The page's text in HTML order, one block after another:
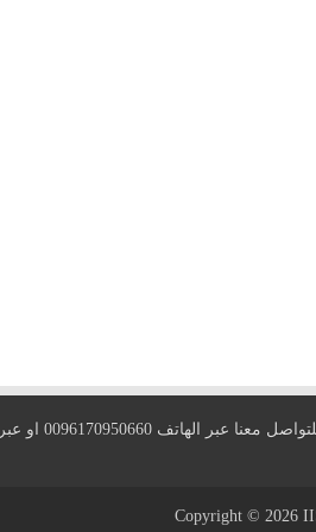
معنا عبر الهاتف 0096170950660 او عبر البريد الالكتروني
Copyright © 2026